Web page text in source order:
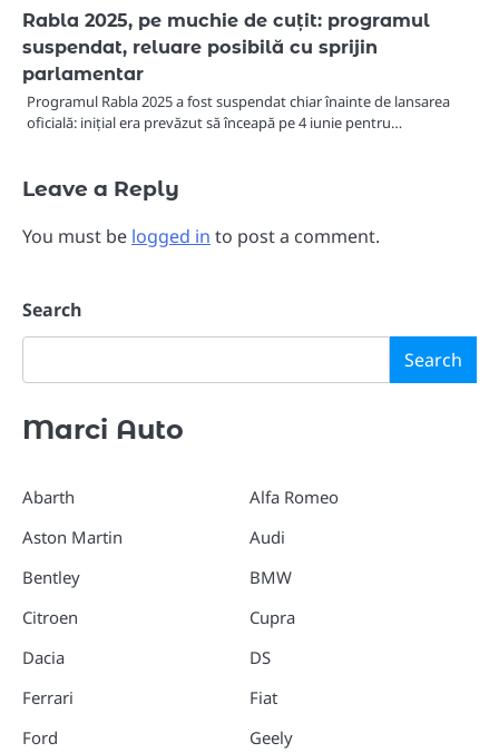
Rabla 2025, pe muchie de cuțit: programul
suspendat, reluare posibilă cu sprijin
parlamentar
Programul Rabla 2025 a fost suspendat chiar înainte de lansarea
oficială: inițial era prevăzut să înceapă pe 4 iunie pentru…
Leave a Reply
You must be logged in to post a comment.
Search
Search
Marci Auto
Abarth
Aston Martin
Bentley
Citroen
Dacia
Ferrari
Ford
Alfa Romeo
Audi
BMW
Cupra
DS
Fiat
Geely